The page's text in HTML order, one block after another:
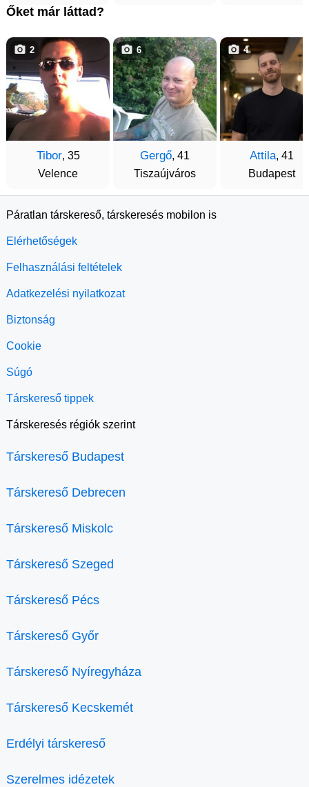
Őket már láttad?
Tibor, 35
Velence
2
Gergő, 41
Tiszaújváros
6
Attila, 41
Budapest
4
Páratlan társkereső, társkeresés mobilon is
Elérhetőségek
Felhasználási feltételek
Adatkezelési nyilatkozat
Biztonság
Cookie
Súgó
Társkereső tippek
Társkeresés régiók szerint
Társkereső Budapest
Társkereső Debrecen
Társkereső Miskolc
Társkereső Szeged
Társkereső Pécs
Társkereső Győr
Társkereső Nyíregyháza
Társkereső Kecskemét
Erdélyi társkereső
Szerelmes idézetek